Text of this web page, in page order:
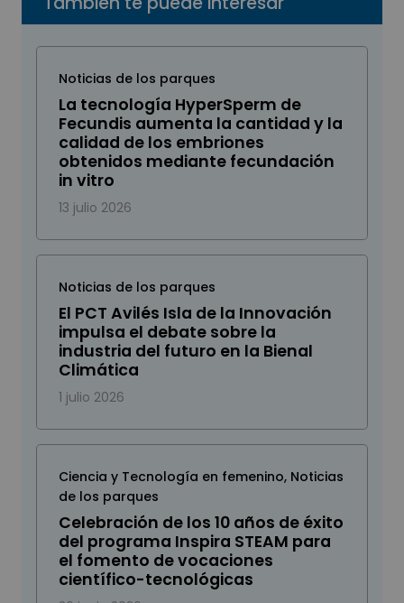
Noticias de los parques
La tecnología HyperSperm de
Fecundis aumenta la cantidad y la
calidad de los embriones
obtenidos mediante fecundación
in vitro
13 julio 2026
Noticias de los parques
El PCT Avilés Isla de la Innovación
impulsa el debate sobre la
industria del futuro en la Bienal
Climática
1 julio 2026
Ciencia y Tecnología en femenino, Noticias
de los parques
Celebración de los 10 años de éxito
del programa Inspira STEAM para
el fomento de vocaciones
científico-tecnológicas